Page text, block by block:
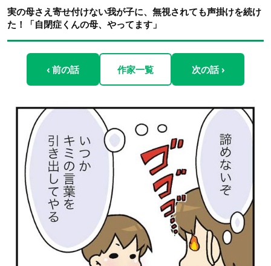
実の母さえ寄せ付けない我が子に、無視されても声掛けを続け
た！「自閉症くんの母、やってます」
‹ 前の話 作家一覧 次の話 ›